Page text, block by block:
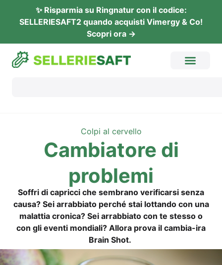
✨ Rispar­mia su Ring­na­tur con il codi­ce:
SELLERIESAFT2 quan­do acquis­ti Vimer­gy & Co!
Sco­pri ora →
Col­pi al cervello
Cam­bia­to­re di
problemi
Soffri di capric­ci che sem­bra­no veri­fi­car­si sen­za
cau­sa? Sei arrab­bia­to per­ché stai lott­an­do con una
malat­tia cro­ni­ca? Sei arrab­bia­to con te stes­so o
con gli even­ti mon­dia­li? All­o­ra pro­va il cam­bia-ira
Brain Shot.